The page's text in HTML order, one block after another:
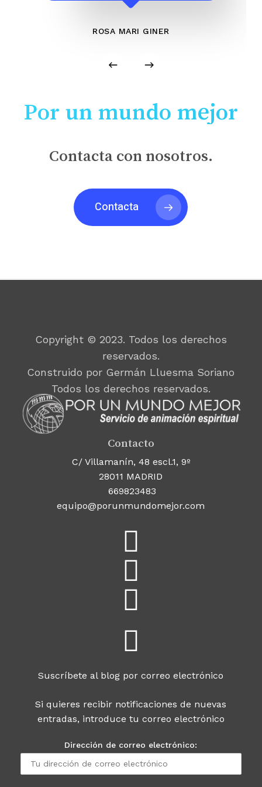
ROSA MARI GINER
Por un mundo mejor
Contacta con nosotros.
Contacta
Copyright © 2023. Todos los derechos
reservados.
Construido por Germán Lluesma Soriano
Todos los derechos reservados.
Contacto
C/ Villamanín, 48 escl.1, 9º
28011 MADRID
669823483
equipo@porunmundomejor.com
Suscríbete al blog por correo electrónico
Si quieres recibir notificaciones de nuevas
entradas, introduce tu correo electrónico
Dirección de correo electrónico: